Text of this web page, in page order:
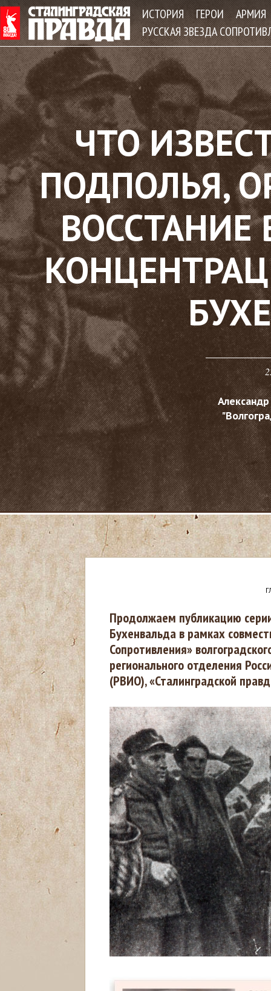
ИСТОРИЯ ГЕРОИ
АРМИЯ
РУССКАЯ ЗВЕЗДА
ЧТО
ПОДПОЛЬЯ,
В
ы
з
е
с
ь
Продолжаем публикацию
Бухенвальда в рамках
Сопротивления»
регионального отделения
(РВИО), «Сталинградской